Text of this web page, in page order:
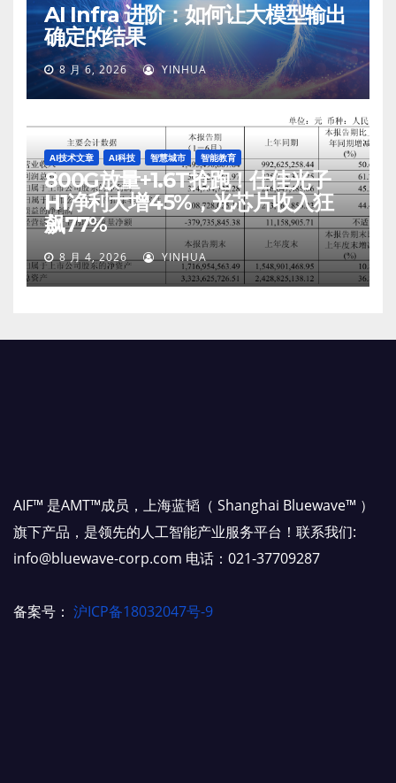
AI Infra 进阶：如何让大模型输出
确定的结果
8 月 6, 2026 YINHUA
AI技术文章 AI科技 智慧城市 智能教育
800G放量+1.6T抢跑！仕佳光子
H1净利大增45%，光芯片收入狂
飙77%
8 月 4, 2026 YINHUA
AIF™ 是AMT™成员，上海蓝韬（ Shanghai Bluewave™ ）
旗下产品，是领先的人工智能产业服务平台！联系我们:
info@bluewave-corp.com 电话：021-37709287
备案号： 沪ICP备18032047号-9